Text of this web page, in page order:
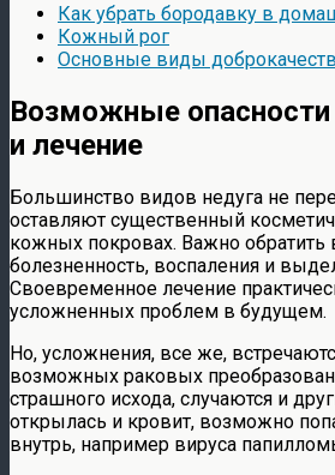
Как убрать бородавку в
Кожный рог
Основные виды
Возможные
и лечение
Большинство видов недуга не
оставляют существенный
кожных покровах. Важно обратить
болезненность, воспаления и
Своевременное лечение
усложненных проблем в будущем.
Но, усложнения, все же,
возможных раковых
страшного исхода, случаются и
открылась и кровит, возможно
внутрь, например вируса